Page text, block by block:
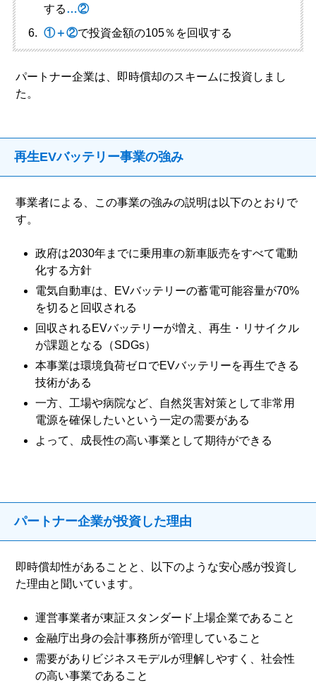
する…②
①＋②で投資金額の105％を回収する
パートナー企業は、即時償却のスキームに投資しまし
た。
再生EVバッテリー事業の強み
事業者による、この事業の強みの説明は以下のとおりで
す。
政府は2030年までに乗用車の新車販売をすべて電動
化する方針
電気自動車は、EVバッテリーの蓄電可能容量が70%
を切ると回収される
回収されるEVバッテリーが増え、再生・リサイクル
が課題となる（SDGs）
本事業は環境負荷ゼロでEVバッテリーを再生できる
技術がある
一方、工場や病院など、自然災害対策として非常用
電源を確保したいという一定の需要がある
よって、成長性の高い事業として期待ができる
パートナー企業が投資した理由
即時償却性があることと、以下のような安心感が投資し
た理由と聞いています。
運営事業者が東証スタンダード上場企業であること
金融庁出身の会計事務所が管理していること
需要がありビジネスモデルが理解しやすく、社会性
の高い事業であること